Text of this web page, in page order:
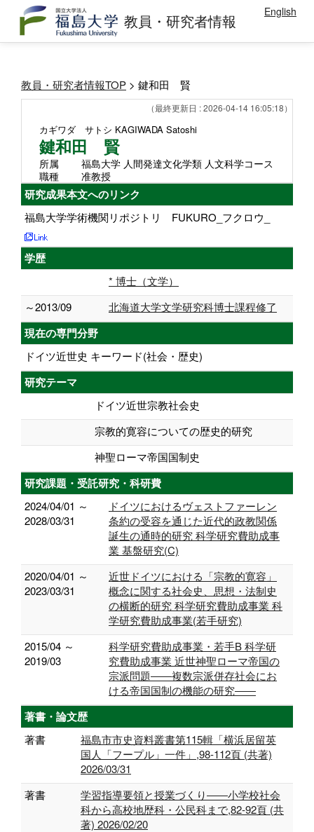
教員・研究者情報 English
教員・研究者情報TOP > 鍵和田 賢
（最終更新日 : 2026-04-14 16:05:18）
カギワダ サトシ KAGIWADA Satoshi
鍵和田 賢
所属
福島大学 人間発達文化学類 人文科学コース
職種
准教授
研究成果本文へのリンク
福島大学学術機関リポジトリ FUKURO_フクロウ_
学歴
* 博士（文学）
～2013/09
北海道大学文学研究科博士課程修了
現在の専門分野
ドイツ近世史 キーワード(社会・歴史)
研究テーマ
ドイツ近世宗教社会史
宗教的寛容についての歴史的研究
神聖ローマ帝国国制史
研究課題・受託研究・科研費
2024/04/01 ～
2028/03/31
ドイツにおけるヴェストファーレン
条約の受容を通じた近代的政教関係
誕生の通時的研究 科学研究費助成事
業 基盤研究(C)
2020/04/01 ～
2023/03/31
近世ドイツにおける「宗教的寛容」
概念に関する社会史、思想・法制史
の横断的研究 科学研究費助成事業 科
学研究費助成事業(若手研究)
2015/04 ～
2019/03
科学研究費助成事業・若手B 科学研
究費助成事業 近世神聖ローマ帝国の
宗派問題――複数宗派併存社会にお
ける帝国国制の機能の研究――
著書・論文歴
著書
福島市市史資料叢書第115輯「横浜居留英
国人「フープル」一件」,98-112頁 (共著)
2026/03/31
著書
学習指導要領と授業づくり――小学校社会
科から高校地歴科・公民科まで,82-92頁 (共
著) 2026/02/20